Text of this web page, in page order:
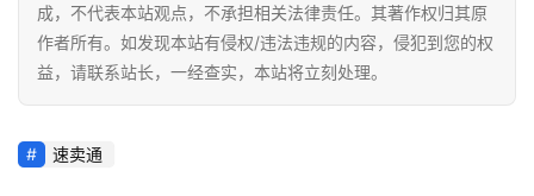
成，不代表本站观点，不承担相关法律责任。其著作权归其原
作者所有。如发现本站有侵权/违法违规的内容，侵犯到您的权
益，请联系站长，一经查实，本站将立刻处理。
速卖通